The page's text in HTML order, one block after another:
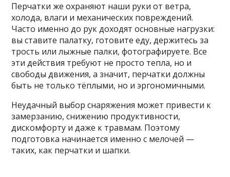
Перчатки же охраняют наши руки от ветра,
холода, влаги и механических повреждений.
Часто именно до рук доходят основные нагрузки:
вы ставите палатку, готовите еду, держитесь за
трость или лыжные палки, фотографируете. Все
эти действия требуют не просто тепла, но и
свободы движения, а значит, перчатки должны
быть не только тёплыми, но и эргономичными.
Неудачный выбор снаряжения может привести к
замерзанию, снижению продуктивности,
дискомфорту и даже к травмам. Поэтому
подготовка начинается именно с мелочей —
таких, как перчатки и шапки.